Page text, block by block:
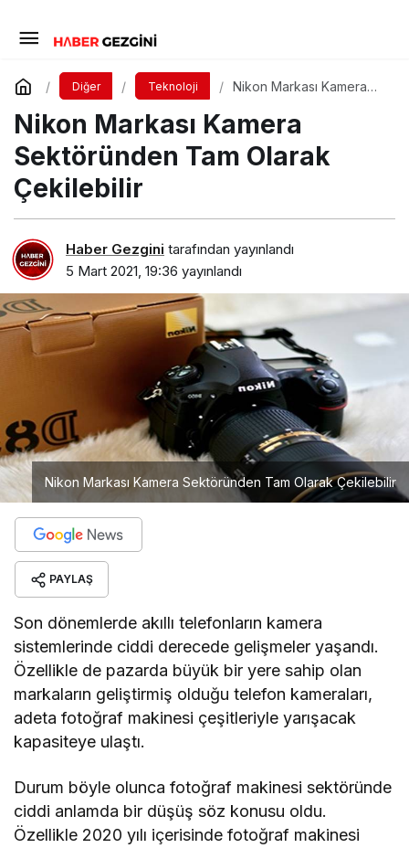
Diğer Teknoloji
Nikon Markası Kamera
Çekilebilir
Nikon Markası Kamera
Sektöründen Tam Olarak
Çekilebilir
Haber Gezgini tarafından yayınlandı
5 Mart 2021, 19:36 yayınlandı
Nikon Markası Kamera Sektöründen Tam Olarak Çekilebilir
PAYLAŞ
Son dönemlerde akıllı telefonların kamera
sistemlerinde ciddi derecede gelişmeler yaşandı.
Özellikle de pazarda büyük bir yere sahip olan
markaların geliştirmiş olduğu telefon kameraları,
adeta fotoğraf makinesi çeşitleriyle yarışacak
kapasiteye ulaştı.
Durum böyle olunca fotoğraf makinesi sektöründe
ciddi anlamda bir düşüş söz konusu oldu.
Özellikle 2020 yılı içerisinde fotoğraf makinesi